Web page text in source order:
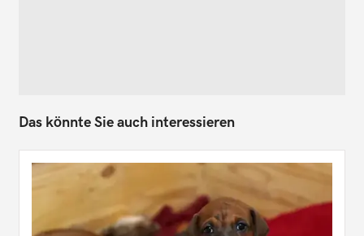
Das könnte Sie auch interessieren